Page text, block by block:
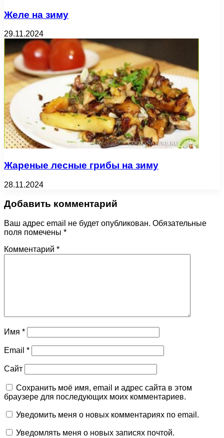
Желе на зиму
29.11.2024
Жареные лесные грибы на зиму
28.11.2024
Добавить комментарий
Ваш адрес email не будет опубликован. Обязательные
поля помечены *
Комментарий *
Имя *
Email *
Сайт
Сохранить моё имя, email и адрес сайта в этом
браузере для последующих моих комментариев.
Уведомить меня о новых комментариях по email.
Уведомлять меня о новых записях почтой.